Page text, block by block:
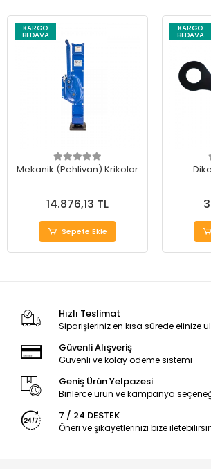
KARGO
BEDAVA
Mekanik (Pehlivan) Krikolar
14.876,13 TL
Sepete Ekle
KARGO
BEDAVA
Hızlı Teslimat
Siparişleriniz en kısa sürede elinize
Güvenli Alışveriş
Güvenli ve kolay ödeme sistemi
Geniş Ürün Yelpazesi
Binlerce ürün ve kampanya
7 / 24 DESTEK
Öneri ve şikayetlerinizi bize